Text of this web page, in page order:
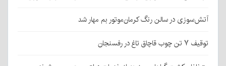
آتش‌سوزی در سالن رنگ کرمان‌موتور بم مهار شد
توقیف ۷ تن چوب قاچاق تاغ در رفسنجان